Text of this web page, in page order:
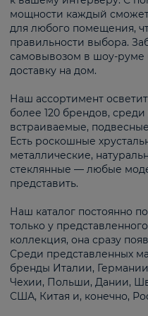
мощности каждый сможет
для любого помещения,
правильности выбора.
самовывозом в шоу-руме
доставку на дом.
Наш ассортимент
более 120 брендов,
встраиваемые,
Есть роскошные
металлические,
стеклянные — любые
представить.
Наш каталог постоянно
только у
коллекция, она сразу
Среди представленных
бренды Италии,
Чехии, Польши, Дании,
США, Китая и, конечно,